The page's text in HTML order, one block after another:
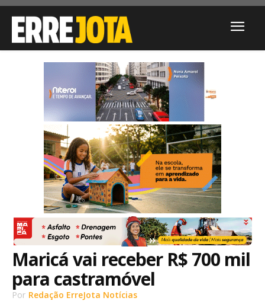
Maricá vai receber R$ 700 mil
para castramóvel
Por Redação ErreJota Notícias